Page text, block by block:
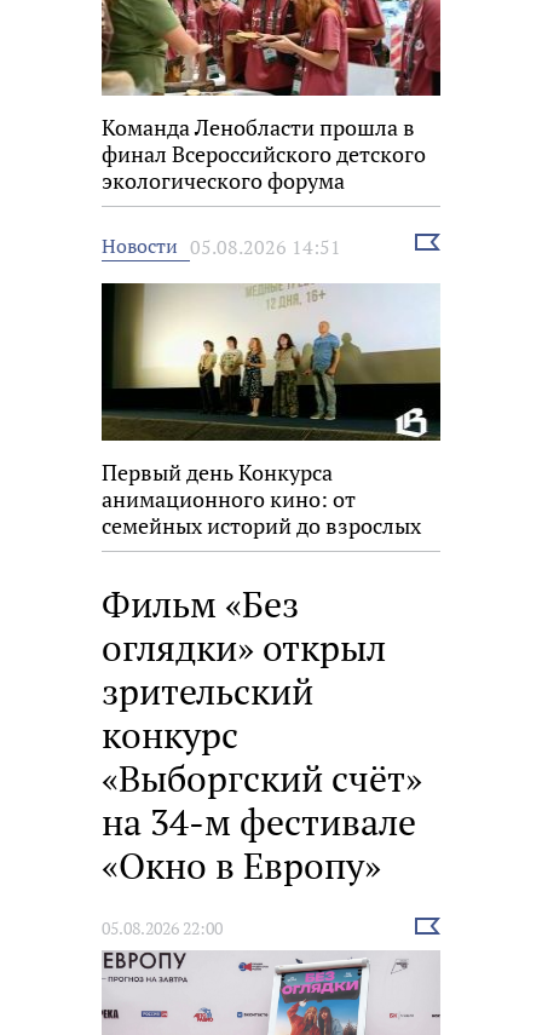
Команда Ленобласти прошла в
финал Всероссийского детского
экологического форума
Новости 05.08.2026 14:51
Выбрать
Первый день Конкурса
анимационного кино: от
семейных историй до взрослых
размышлений
Фильм «Без
оглядки» открыл
зрительский
конкурс
«Выборгский счёт»
на 34-м фестивале
«Окно в Европу»
05.08.2026 22:00
Выбрать
новость